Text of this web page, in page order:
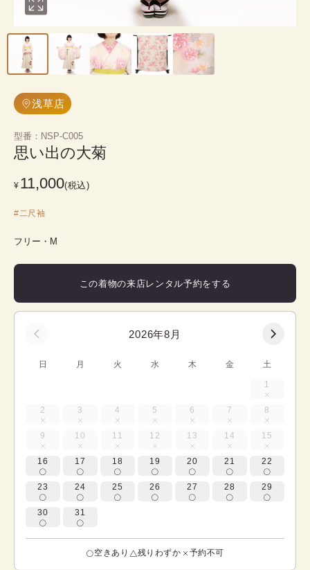
浅草店
型番 ： NSP-C005
思い出の大菊
¥ 11,000(税込)
#二尺袖
フリー・M
この着物の来店レンタル予約をする
2026年8月
日 月 火 水 木 金 土
1
2 3 4 5 6 7 8
9 10 11 12 13 14 15
16 17 18 19 20 21 22
23 24 25 26 27 28 29
30 31
空きあり 残りわずか 予約不可